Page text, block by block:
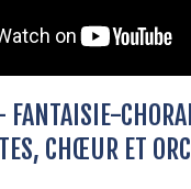
FANTAISIE-
CHŒUR ET